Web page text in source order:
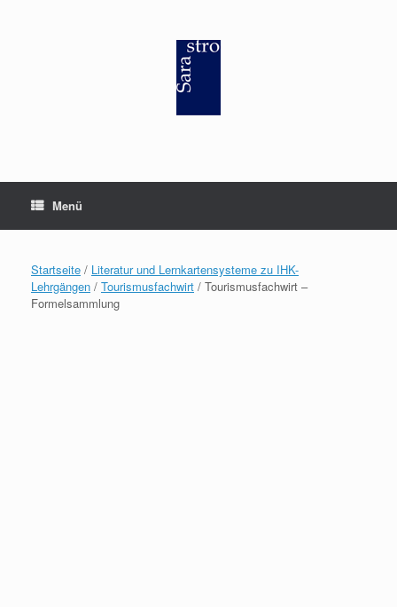
Menü
Startseite / Literatur und Lernkartensysteme zu IHK-
Lehrgängen / Tourismusfachwirt / Tourismusfachwirt –
Formelsammlung